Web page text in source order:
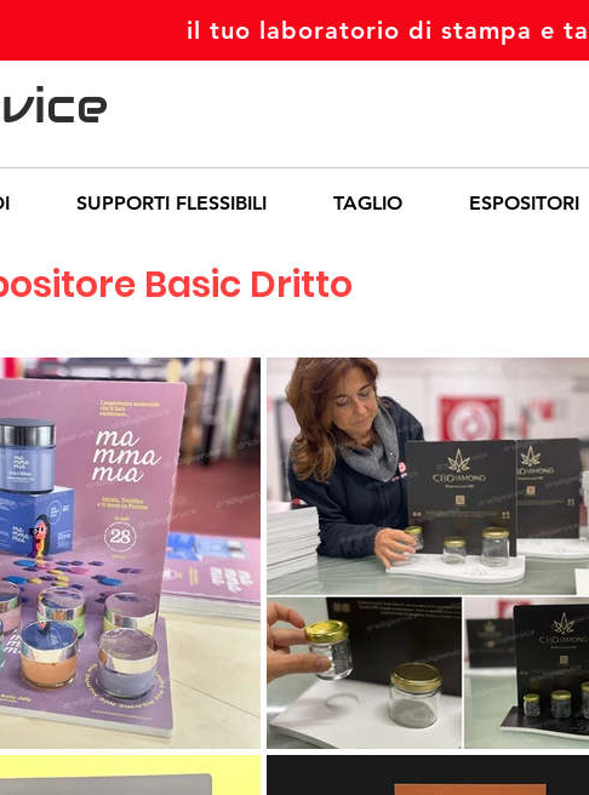
il tuo laboratorio di stampa e
SUPPORTI FLESSIBILI TAGLIO ESPOSITORI
Basic Dritto